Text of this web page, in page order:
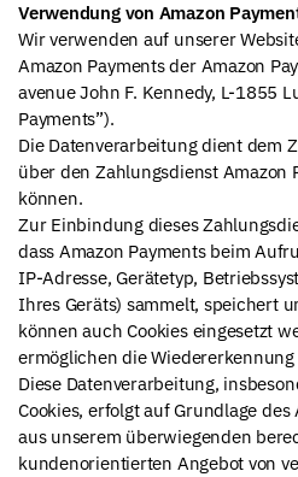
Verwendung von Amazon
Wir verwenden auf unserer
Amazon Payments der Amazon
avenue John F. Kennedy, L-1855
Payments”).
Die Datenverarbeitung dient dem
über den Zahlungsdienst Amazon
können.
Zur Einbindung dieses
dass Amazon Payments beim
IP-Adresse, Gerätetyp,
Ihres Geräts) sammelt, speichert
können auch Cookies eingesetzt
ermöglichen die
Diese Datenverarbeitung,
Cookies, erfolgt auf Grundlage des
aus unserem überwiegenden
kundenorientierten Angebot von